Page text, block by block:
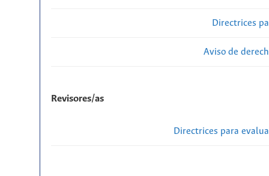
Directrices
Aviso de
Revisores/as
Directrices para